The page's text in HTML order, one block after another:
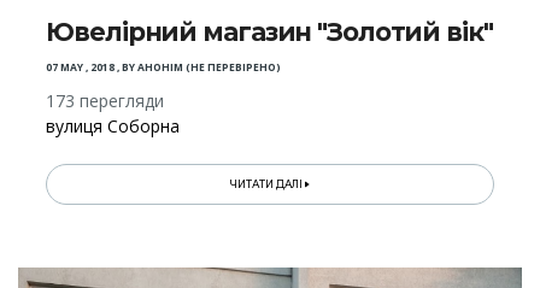
Ювелірний магазин "Золотий вік"
07 MAY , 2018,BYАНОНІМ (НЕ ПЕРЕВІРЕНО)
173 перегляди
вулиця Соборна
ЧИТАТИ ДАЛІ